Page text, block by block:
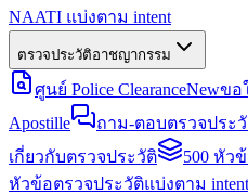
NAATI แบ่งตาม intent
ตรวจประวัติอาชญากรรม
ศูนย์ Police ClearanceNewขอ
Apostille
ถาม-ตอบตรวจประ
เกี่ยวกับตรวจประวัติ
500 หัว
หัวข้อตรวจประวัติแบ่งตาม intent